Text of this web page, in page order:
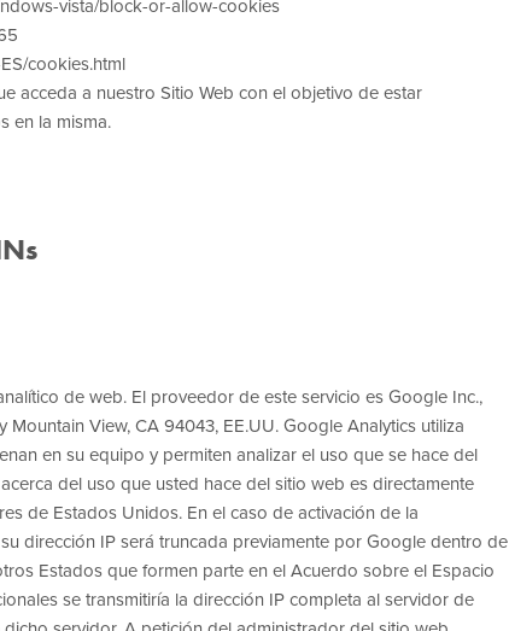
vista/block-or-allow-cookies
cookies.html
acceda a nuestro Sitio Web con el objetivo de estar
en la misma.
de web. El proveedor de este servicio es Google Inc.,
View, CA 94043, EE.UU. Google Analytics utiliza
en su equipo y permiten analizar el uso que se hace del
del uso que usted hace del sitio web es directamente
de Estados Unidos. En el caso de activación de la
dirección IP será truncada previamente por Google dentro de
Estados que formen parte en el Acuerdo sobre el Espacio
se transmitiría la dirección IP completa al servidor de